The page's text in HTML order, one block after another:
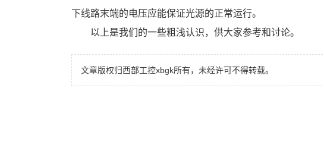
下线路末端的电压应能保证光源的正常运行。
以上是我们的一些粗浅认识，供大家参考和讨论。
文章版权归西部工控xbgk所有，未经许可不得转载。